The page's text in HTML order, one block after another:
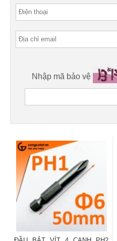
Nhập mã bảo vệ